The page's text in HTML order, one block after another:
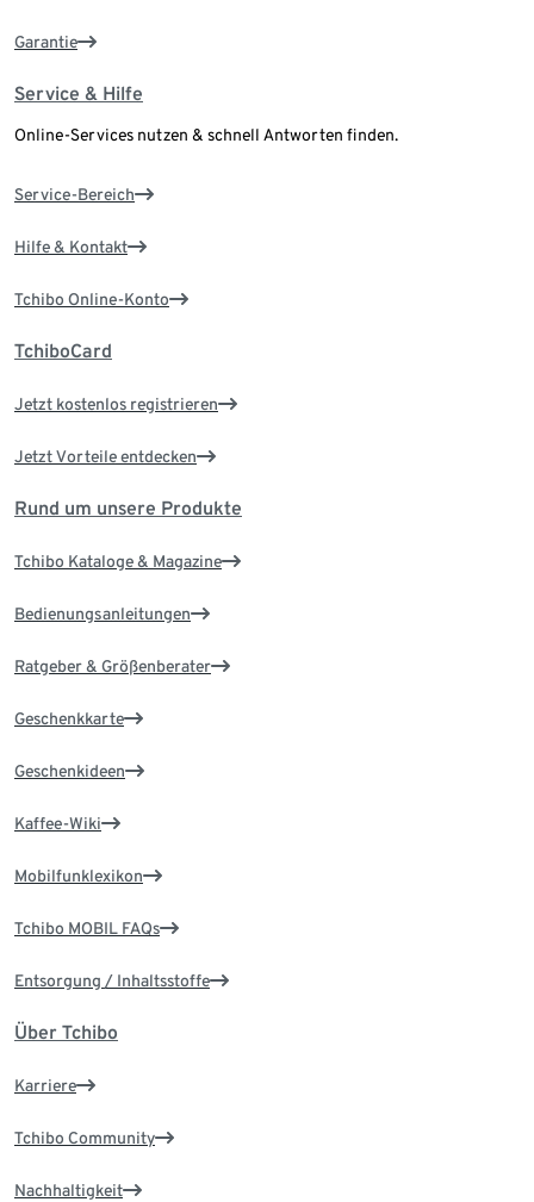
Garantie
Service & Hilfe
Online-Services nutzen & schnell Antworten finden.
Service-Bereich
Hilfe & Kontakt
Tchibo Online-Konto
TchiboCard
Jetzt kostenlos registrieren
Jetzt Vorteile entdecken
Rund um unsere Produkte
Tchibo Kataloge & Magazine
Bedienungsanleitungen
Ratgeber & Größenberater
Geschenkkarte
Geschenkideen
Kaffee-Wiki
Mobilfunklexikon
Tchibo MOBIL FAQs
Entsorgung / Inhaltsstoffe
Über Tchibo
Karriere
Tchibo Community
Nachhaltigkeit